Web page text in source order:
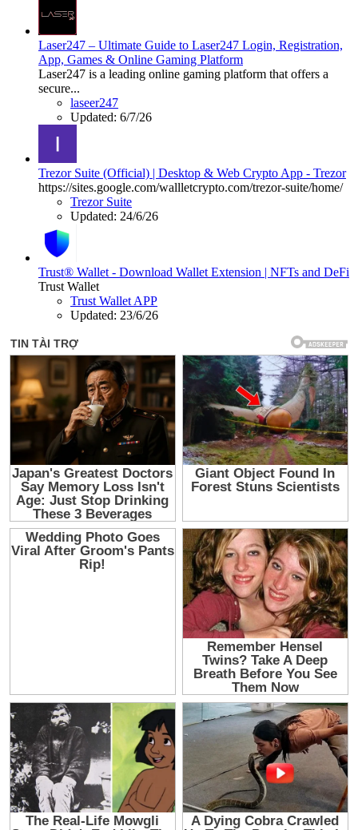
Laser247 – Ultimate Guide to Laser247 Login, Registration,
App, Games & Online Gaming Platform
Laser247 is a leading online gaming platform that offers a
secure...
laseer247
Updated: 6/7/26
Trezor Suite (Official) | Desktop & Web Crypto App - Trezor
https://sites.google.com/wallletcrypto.com/trezor-suite/home/
Trezor Suite
Updated: 24/6/26
Trust® Wallet - Download Wallet Extension | NFTs and DeFi
Trust Wallet
Trust Wallet APP
Updated: 23/6/26